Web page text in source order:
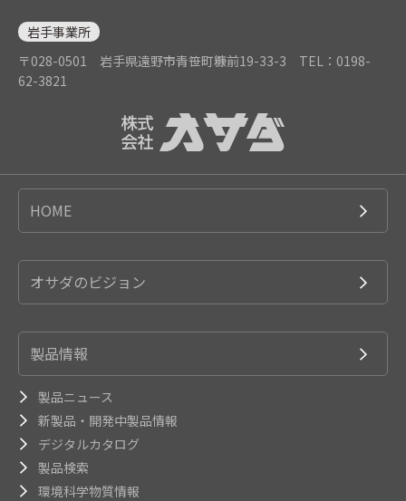
岩手事業所
〒028-0501 岩手県遠野市青笹町糠前19-33-3 TEL：0198-
62-3821
HOME
オサダのビジョン
製品情報
製品ニュース
新製品・開発中製品情報
デジタルカタログ
製品検索
環境科学物質情報